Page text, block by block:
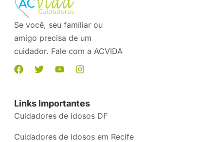
Se você, seu familiar ou
amigo precisa de um
cuidador. Fale com a ACVIDA
Links Importantes
Cuidadores de idosos DF
Cuidadores de idosos em Recife